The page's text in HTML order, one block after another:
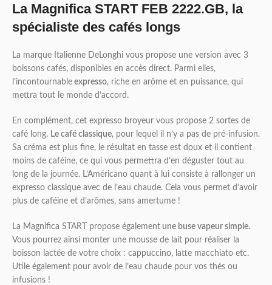
La Magnifica START FEB 2222.GB, la
spécialiste des cafés longs
La marque Italienne DeLonghi vous propose une version avec 3
boissons cafés, disponibles en accès direct. Parmi elles,
l’incontournable expresso, riche en arôme et en puissance, qui
mettra tout le monde d’accord.
En complément, cet expresso broyeur vous propose 2 sortes de
café long. Le café classique, pour lequel il n’y a pas de pré-infusion.
Sa créma est plus fine, le résultat en tasse est doux et il contient
moins de caféine, ce qui vous permettra d’en déguster tout au
long de la journée. L’Américano quant à lui consiste à rallonger un
expresso classique avec de l’eau chaude. Cela vous permet d’avoir
plus de caféine et d’arômes, sans amertume !
La Magnifica START propose également une buse vapeur simple.
Vous pourrez ainsi monter une mousse de lait pour réaliser la
boisson lactée de votre choix : cappuccino, latte macchiato etc.
Utile également pour avoir de l’eau chaude pour vos thés ou
infusions !